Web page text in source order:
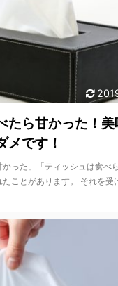
たら甘かった！美
メです！
かった」「ティッシュは食べ
ことがあります。 それを受